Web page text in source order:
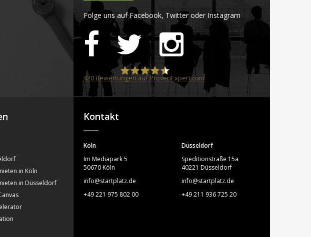
Folge uns auf Facebook, Twitter oder Instagram
STARTPLATZ
420Bewertungen auf ProvenExpert.com
in Köln
in Düsseldorf
Kontakt
Köln
Im Mediapark 5
50670 Köln
info@startplatz.de
+49 221 975 802 00
Düsseldorf
Speditionstraße 15a
40221 Düsseldorf
info@startplatz.de
+49 211 936 725 20